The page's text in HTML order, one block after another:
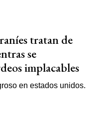
tratan de
se
implacables